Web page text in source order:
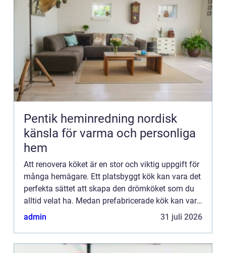
Pentik heminredning nordisk
känsla för varma och personliga
hem
Att renovera köket är en stor och viktig uppgift för
många hemägare. Ett platsbyggt kök kan vara det
perfekta sättet att skapa den drömköket som du
alltid velat ha. Medan prefabricerade kök kan vara
...
admin 31 juli 2026